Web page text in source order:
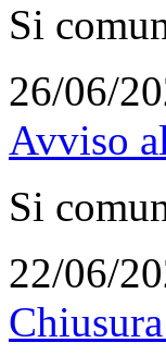
Si
26/06/
Avviso
Si
22/06/